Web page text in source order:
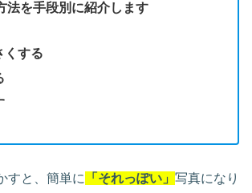
法を手段別に紹介します
くする
すと、簡単に 「それっぽい」 写真になり